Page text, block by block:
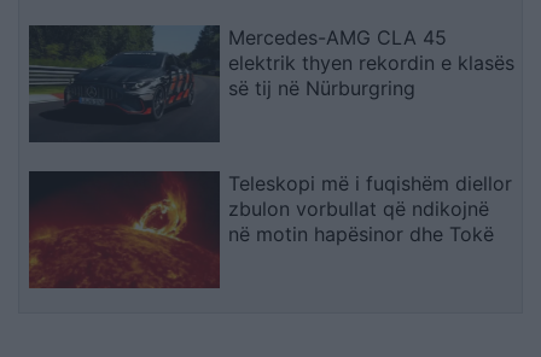
Mercedes-AMG CLA 45
elektrik thyen rekordin e klasës
së tij në Nürburgring
Teleskopi më i fuqishëm diellor
zbulon vorbullat që ndikojnë
në motin hapësinor dhe Tokë